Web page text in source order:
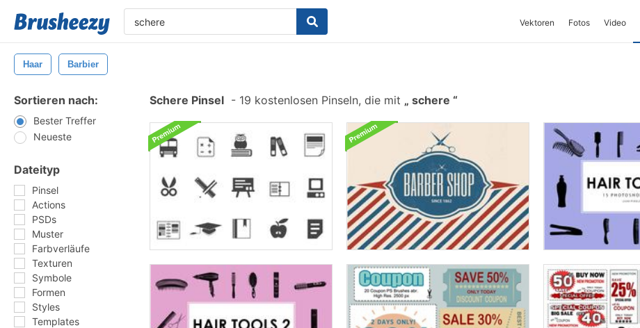
Vektoren Fotos Video
Haar Barbier
Sortieren nach:
Bester Treffer
Neueste
Dateityp
Pinsel
Actions
PSDs
Muster
Farbverläufe
Texturen
Symbole
Formen
Styles
Templates
Schere Pinsel - 19 kostenlosen Pinseln, die mit schere